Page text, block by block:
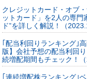
クレジットカード・オブ
ットカード」を2人の専門
ド”を詳しく解説！（
｢配当利回りランキング｣
版】会社予想の配当利回
続増配期間もチェック！（
｢連続増配株ランキング｣